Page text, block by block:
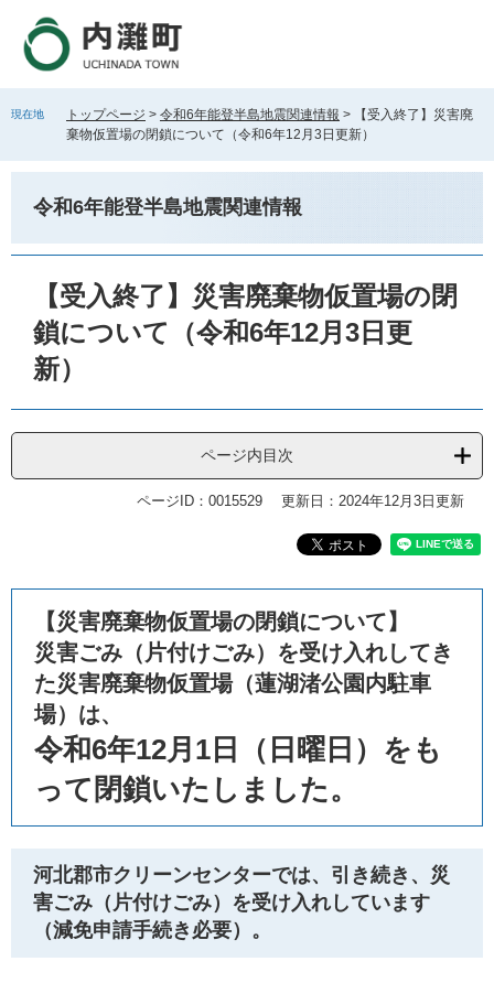
す
し
文
現在地 トップページ > 令和6年能登半島地震関連情報 >
【受入終了】災害廃
棄物仮置場の閉鎖について（令和6年12月3日更新）
令和6年能登半島地震関連情報
【受入終了】災害廃棄物仮置場の閉
鎖について（令和6年12月3日更
新）
ページ内目次
ページID：0015529 更新日：2024年12月3日更新
【災害廃棄物仮置場の閉鎖について】
災害ごみ（片付けごみ）を受け入れしてき
た災害廃棄物仮置場（蓮湖渚公園内駐車
場）は、
令和6年12月1日（日曜日）をも
って閉鎖いたしました。
河北郡市クリーンセンターでは、引き続き、災
害ごみ（片付けごみ）を受け入れしています
（減免申請手続き必要）。​